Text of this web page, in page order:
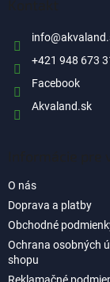
info@
+421 948 673
Facebook
Akvaland.sk
O nás
Doprava a platby
Obchodné
Ochrana osobných
shopu